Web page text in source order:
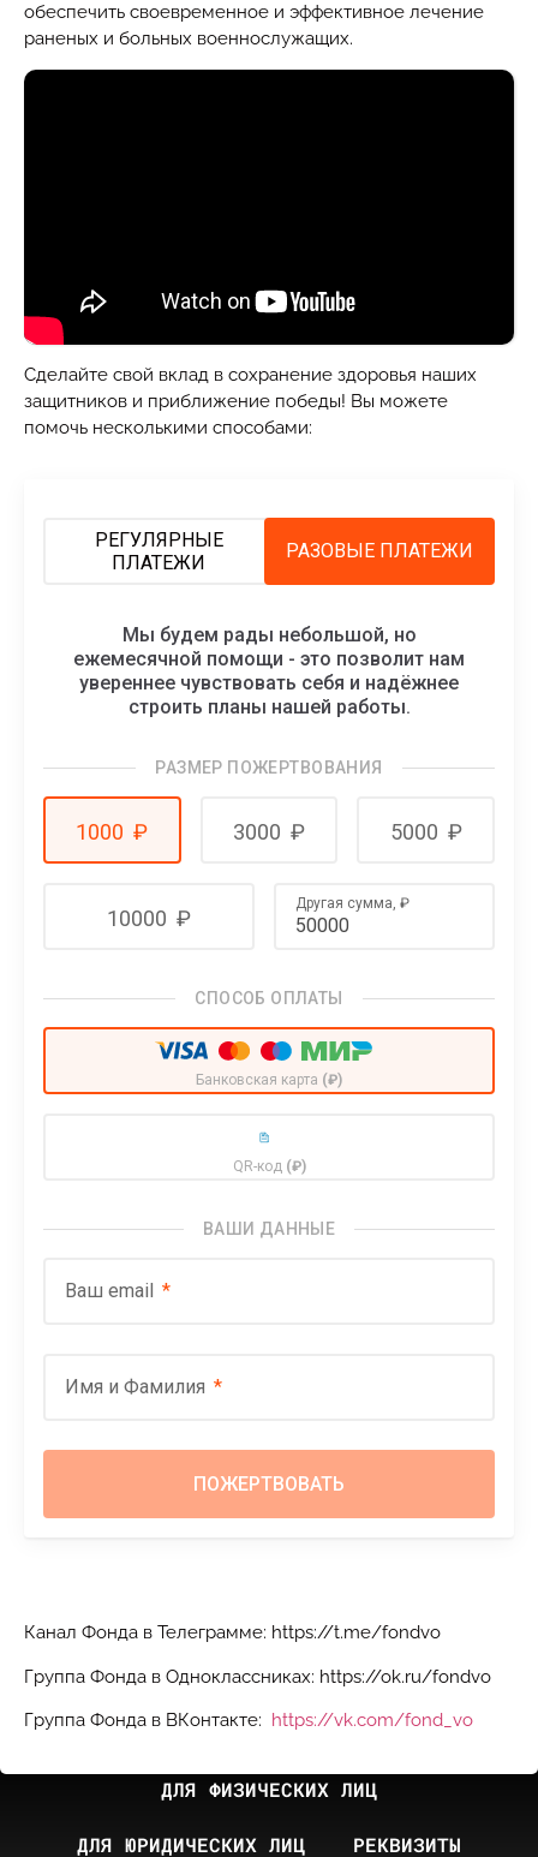
обеспечить своевременное и эффективное лечение
раненых и больных военнослужащих.
Сделайте свой вклад в сохранение здоровья наших
защитников и приближение победы! Вы можете
помочь несколькими способами:
РЕГУЛЯРНЫЕ
ПЛАТЕЖИ
РАЗОВЫЕ ПЛАТЕЖИ
Мы будем рады небольшой, но
ежемесячной помощи - это позволит нам
увереннее чувствовать себя и надёжнее
строить планы нашей работы.
РАЗМЕР ПОЖЕРТВОВАНИЯ
1000 ₽ 3000 ₽ 5000 ₽
10000 ₽
Другая сумма, ₽
СПОСОБ ОПЛАТЫ
Банковская карта (₽)
QR-код (₽)
ВАШИ ДАННЫЕ
Ваш email
Имя и Фамилия
Канал Фонда в Телеграмме: https://t.me/fondvo
Группа Фонда в Одноклассниках: https://ok.ru/fondvo
Группа Фонда в ВКонтакте: https://vk.com/fond_vo
ДЛЯ ФИЗИЧЕСКИХ ЛИЦ
ДЛЯ ЮРИДИЧЕСКИХ ЛИЦ РЕКВИЗИТЫ